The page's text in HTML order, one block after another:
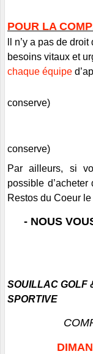
POUR LA
ll n’y a pas de droit
besoins vitaux et
chaque équipe d’
conserve)
conserve)
Par ailleurs, si
possible d’acheter
Restos du Coeur
- NOUS
SOUILLAC GOLF
SPORTIVE